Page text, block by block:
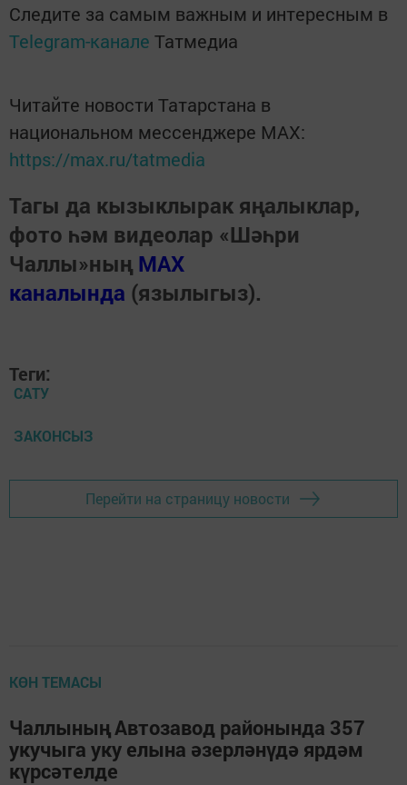
Следите за самым важным и интересным в
Telegram-канале Татмедиа
Читайте новости Татарстана в
национальном мессенджере MАХ:
https://max.ru/tatmedia
Тагы да кызыклырак яңалыклар,
фото һәм видеолар «Шәһри
Чаллы»ның MAX
каналында (язылыгыз).
Теги:
САТУ
ЗАКОНСЫЗ
Перейти на страницу новости
КӨН ТЕМАСЫ
Чаллының Автозавод районында 357
укучыга уку елына әзерләнүдә ярдәм
күрсәтелде